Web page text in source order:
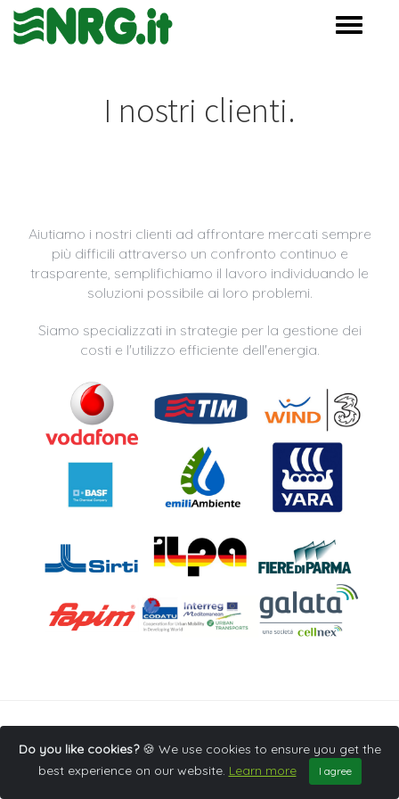
Toggle
I nostri clienti.
Aiutiamo i nostri clienti ad affrontare mercati sempre
più difficili attraverso un confronto continuo e
trasparente, semplifichiamo il lavoro individuando le
soluzioni possibile ai loro problemi.
Siamo specializzati in strategie per la gestione dei
costi e l'utilizzo efficiente dell'energia.
Do you like cookies?🍪 We use cookies to ensure you get the
best experience on our website. Learn more I agree
Back to top
© 2020 NRG.it Srl - Via dei Pecori 1, Firenze 50123,
Italia - PIVA 02173780970 All right reserved.Privacy